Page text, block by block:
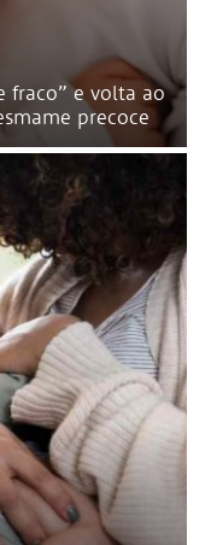
fraco” e volta ao
precoce